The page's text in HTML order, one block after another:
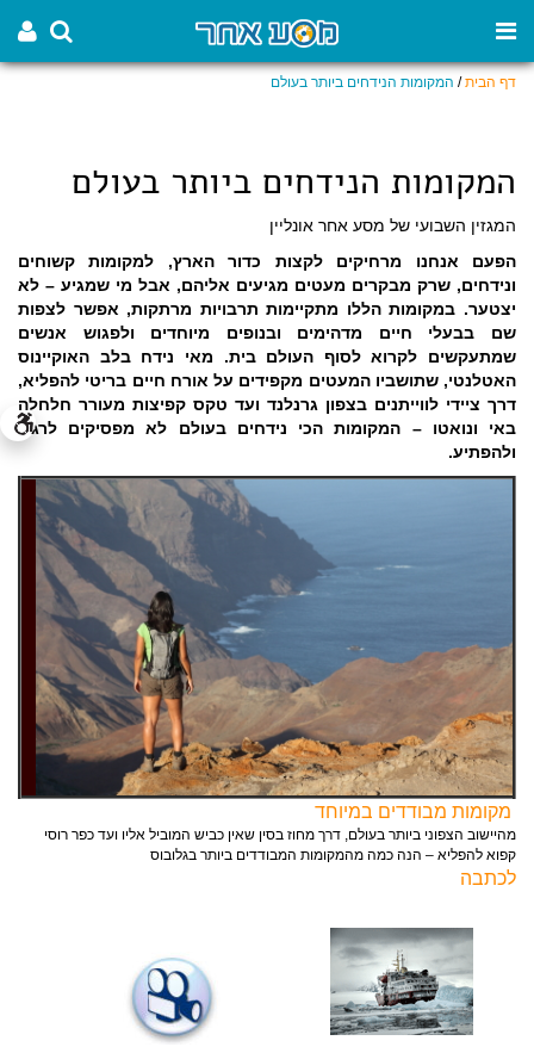
דף הבית/ המקומות הנידחים ביותר בעולם
המקומות הנידחים ביותר בעולם
המגזין השבועי של מסע אחר אונליין
הפעם אנחנו מרחיקים לקצות כדור הארץ, למקומות קשוחים
ונידחים, שרק מבקרים מעטים מגיעים אליהם, אבל מי שמגיע – לא
יצטער. במקומות הללו מתקיימות תרבויות מרתקות, אפשר לצפות
שם בבעלי חיים מדהימים ובנופים מיוחדים ולפגוש אנשים
שמתעקשים לקרוא לסוף העולם בית. מאי נידח בלב האוקיינוס
האטלנטי, שתושביו המעטים מקפידים על אורח חיים בריטי להפליא,
דרך ציידי לווייתנים בצפון גרנלנד ועד טקס קפיצות מעורר חלחלה
באי ונואטו – המקומות הכי נידחים בעולם לא מפסיקים לרגש
ולהפתיע.
מקומות מבודדים במיוחד
מהיישוב הצפוני ביותר בעולם, דרך מחוז בסין שאין כביש המוביל אליו ועד כפר רוסי
קפוא להפליא – הנה כמה מהמקומות המבודדים ביותר בגלובוס
לכתבה